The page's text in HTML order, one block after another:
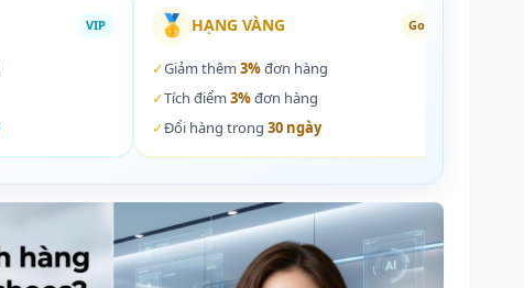
VIP 🥇 HẠNG VÀNG Gold
✓Giảm thêm 3%đơn hàng
✓Tích điểm 3%đơn hàng
✓Đổi hàng trong 30 ngày